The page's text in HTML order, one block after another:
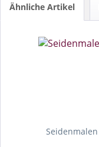
Ähnliche Artikel
Seidenmalen